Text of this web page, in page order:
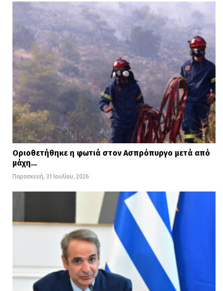
Οριοθετήθηκε η φωτιά στον Ασπρόπυργο μετά από
μάχη…
Παρασκευή, 31 Ιουλίου, 2026